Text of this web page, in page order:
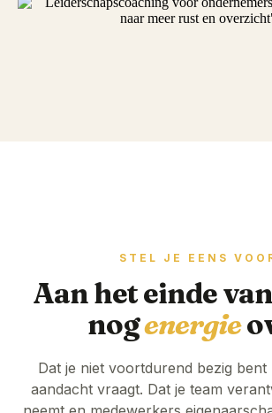
STEL JE EENS
Aan het einde
nogenergie
Dat je niet voortdurend bezig bent
aandacht vraagt. Dat je team